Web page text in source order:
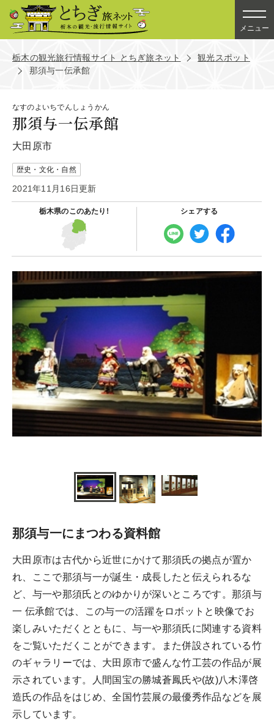
メニュー
栃木の観光旅行情報サイト とちぎ旅ネット
観光スポット
那須与一伝承館
なすのよいちでんしょうかん
那須与一伝承館
大田原市
歴史・文化・自然
2021年11月16日更新
栃木県のこのあたり! シェアする
那須与一にまつわる資料館
大田原市は古代から近世にかけて那須氏の拠点が置か
れ、ここで那須与一が誕生・成長したと伝えられるな
ど、与一や那須氏とのゆかりが深いところです。那須与
一 伝承館では、この与一の活躍をロボットと映像でお
楽しみいただくとともに、与一や那須氏に関連する資料
をご覧いただくことができます。また併設されている竹
のギャラリーでは、大田原市で盛んな竹工芸の作品が展
示されています。人間国宝の勝城蒼鳳氏や(故)八木澤啓
造氏の作品をはじめ、全国竹芸展の最優秀作品などを展
示しています。